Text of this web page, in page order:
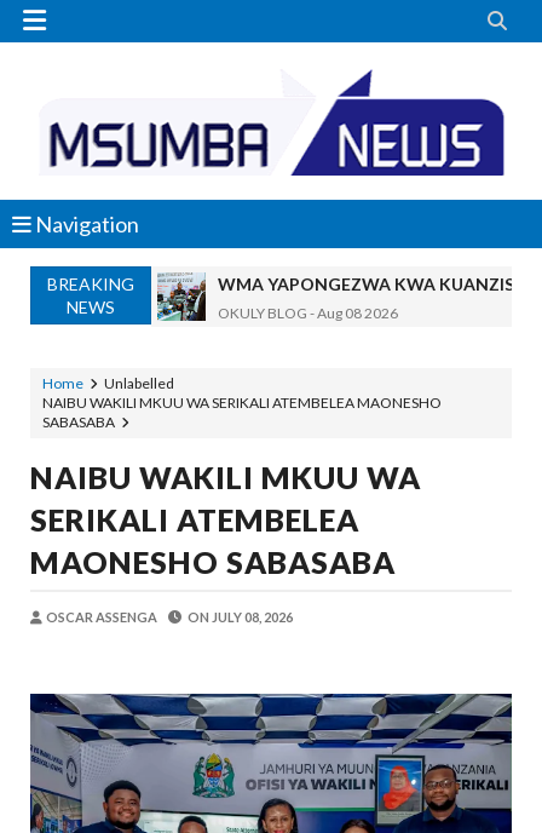
 
Navigation
BREAKING
NEWS
WMA YAPONGEZWA KWA
OKULY BLOG -Aug 08 2026
UVCCM Moshi Vijijini Yaikaribisha
WRRB YAJA NA UBUNIFU KWENYE ZAO LA
Alex Sonna -Aug 08 2026
WMA YAPONGEZWA KWA
MSUMBA- Aug 08 2026
MSUMBA-Aug 08 2026
MKAKATI WA SERIKALI KUONGEZA THAMANI
Alex Sonna-Aug 07 2026
MRADI WA KITUO CHA KUONGEZA
MSUMBA-
MGALU APONGEZA HATUA ZA
Home
Unlabelled
NAIBU WAKILI MKUU WA SERIKALI ATEMBELEA MAONESHO
SABASABA
NAIBU WAKILI MKUU WA
SERIKALI ATEMBELEA
MAONESHO SABASABA
OSCAR ASSENGA ON JULY 08, 2026